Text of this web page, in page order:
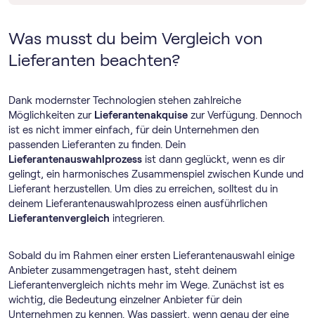
Was musst du beim Vergleich von
Lieferanten beachten?
Dank modernster Technologien stehen zahlreiche
Möglichkeiten zur Lieferantenakquise zur Verfügung. Dennoch
ist es nicht immer einfach, für dein Unternehmen den
passenden Lieferanten zu finden. Dein
Lieferantenauswahlprozess ist dann geglückt, wenn es dir
gelingt, ein harmonisches Zusammenspiel zwischen Kunde und
Lieferant herzustellen. Um dies zu erreichen, solltest du in
deinem Lieferantenauswahlprozess einen ausführlichen
Lieferantenvergleich integrieren.
Sobald du im Rahmen einer ersten Lieferantenauswahl einige
Anbieter zusammengetragen hast, steht deinem
Lieferantenvergleich nichts mehr im Wege. Zunächst ist es
wichtig, die Bedeutung einzelner Anbieter für dein
Unternehmen zu kennen. Was passiert, wenn genau der eine